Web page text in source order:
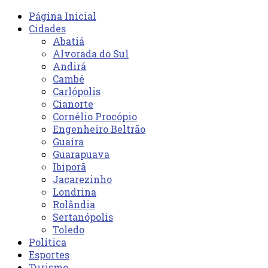
Página Inicial
Cidades
Abatiá
Alvorada do Sul
Andirá
Cambé
Carlópolis
Cianorte
Cornélio Procópio
Engenheiro Beltrão
Guaíra
Guarapuava
Ibiporã
Jacarezinho
Londrina
Rolândia
Sertanópolis
Toledo
Política
Esportes